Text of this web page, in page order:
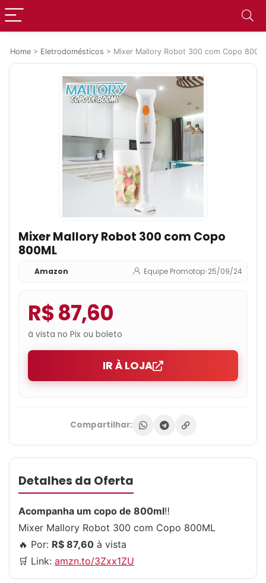
Home > Eletrodomésticos > Mixer Mallory Robot 300 com Copo
Mixer Mallory Robot 300 com Copo
800ML
Amazon Equipe Promotop•25/09/24
R$ 87,60
à vista no Pix ou boleto
IR À LOJA
Compartilhar:
Detalhes da Oferta
Acompanha um copo de 800ml‼
Mixer Mallory Robot 300 com Copo 800ML
🔥 Por: R$ 87,60 à vista
🛒 Link: amzn.to/3Zxx1ZU